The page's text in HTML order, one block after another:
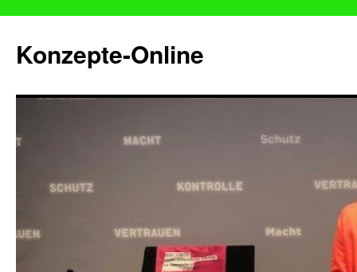
Konzepte-Online